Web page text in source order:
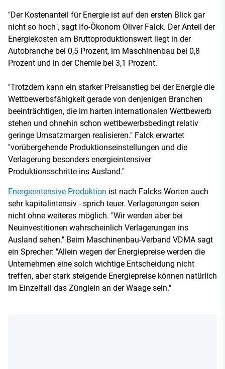
"Der Kostenanteil für Energie ist auf den ersten Blick gar
nicht so hoch", sagt Ifo-Ökonom Oliver Falck. Der Anteil der
Energiekosten am Bruttoproduktionswert liegt in der
Autobranche bei 0,5 Prozent, im Maschinenbau bei 0,8
Prozent und in der Chemie bei 3,1 Prozent.
"Trotzdem kann ein starker Preisanstieg bei der Energie die
Wettbewerbsfähigkeit gerade von denjenigen Branchen
beeinträchtigen, die im harten internationalen Wettbewerb
stehen und ohnehin schon wettbewerbsbedingt relativ
geringe Umsatzmargen realisieren." Falck erwartet
"vorübergehende Produktionseinstellungen und die
Verlagerung besonders energieintensiver
Produktionsschritte ins Ausland."
Energieintensive Produktion ist nach Falcks Worten auch
sehr kapitalintensiv - sprich teuer. Verlagerungen seien
nicht ohne weiteres möglich. "Wir werden aber bei
Neuinvestitionen wahrscheinlich Verlagerungen ins
Ausland sehen." Beim Maschinenbau-Verband VDMA sagt
ein Sprecher: "Allein wegen der Energiepreise werden die
Unternehmen eine solch wichtige Entscheidung nicht
treffen, aber stark steigende Energiepreise können natürlich
im Einzelfall das Zünglein an der Waage sein."